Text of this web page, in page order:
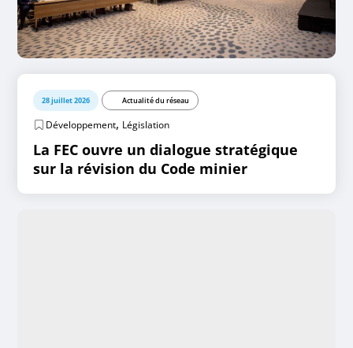
28 juillet 2026 Actualité du réseau
Développement, Législation
La FEC ouvre un dialogue stratégique
sur la révision du Code minier